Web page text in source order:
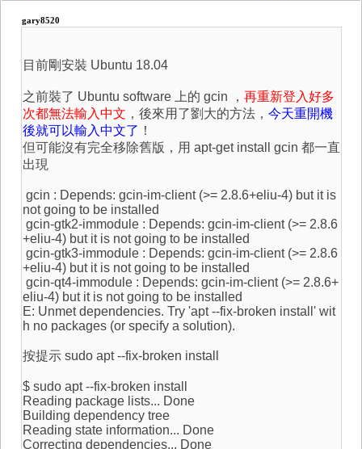
gary8520
目前剛安裝 Ubuntu 18.04
之前裝了 Ubuntu software 上的 gcin ， 再重新登入好多
次都無法輸入中文 ，後來用了劉大的方法， 今天重開機
後就可以輸入中文了 ！
但可能沒有完全移除舊版，用 apt-get install gcin 都一直
出現
gcin : Depends: gcin-im-client (>= 2.8.6+eliu-4) but it is
not going to be installed
gcin-gtk2-immodule : Depends: gcin-im-client (>= 2.8.6
+eliu-4) but it is not going to be installed
gcin-gtk3-immodule : Depends: gcin-im-client (>= 2.8.6
+eliu-4) but it is not going to be installed
gcin-qt4-immodule : Depends: gcin-im-client (>= 2.8.6+
eliu-4) but it is not going to be installed
E: Unmet dependencies. Try 'apt --fix-broken install' wit
h no packages (or specify a solution).
按提示 sudo apt --fix-broken install
$ sudo apt --fix-broken install
Reading package lists... Done
Building dependency tree
Reading state information... Done
Correcting dependencies... Done